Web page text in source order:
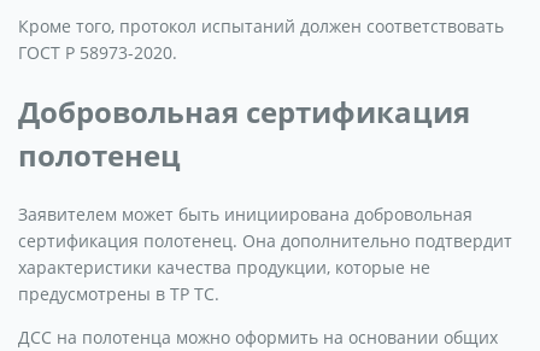
Кроме того, протокол испытаний должен соответствовать
ГОСТ Р 58973-2020.
Добровольная сертификация
полотенец
Заявителем может быть инициирована добровольная
сертификация полотенец. Она дополнительно подтвердит
характеристики качества продукции, которые не
предусмотрены в ТР ТС.
ДСС на полотенца можно оформить на основании общих